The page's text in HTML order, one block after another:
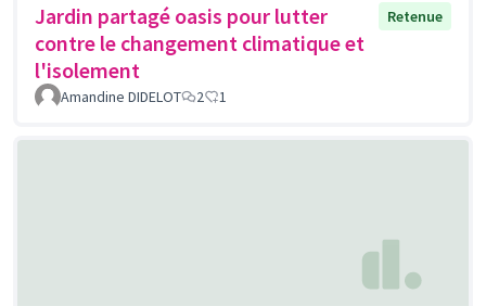
Jardin partagé oasis pour lutter
contre le changement climatique et
l'isolement
Retenue
Amandine DIDELOT 2 1